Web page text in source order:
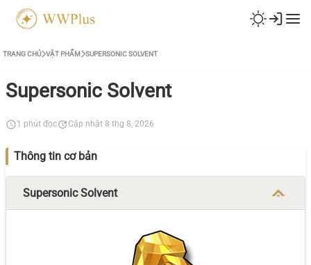
TRANG CHỦ VẬT PHẨM SUPERSONIC SOLVENT
Supersonic Solvent
1 phút đọc Cập nhật 8 thg 8, 2026
Thông tin cơ bản
Supersonic Solvent